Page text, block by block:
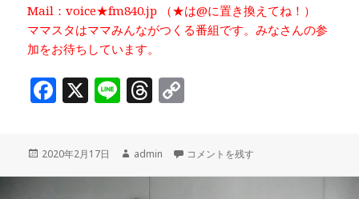
Mail：voice★fm840.jp （★は@に置き換えてね！）
ママスタはママみんながつくる番組です。みなさんの参
加をお待ちしています。
F
c
e
X Li
e
T
r
e y
投
2020年2月17日
作
admin 「中央区プリエールジュニアコーラス
コメントを残す